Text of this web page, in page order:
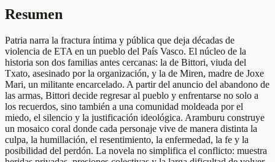
Resumen
Patria narra la fractura íntima y pública que deja décadas de
violencia de ETA en un pueblo del País Vasco. El núcleo de la
historia son dos familias antes cercanas: la de Bittori, viuda del
Txato, asesinado por la organización, y la de Miren, madre de Joxe
Mari, un militante encarcelado. A partir del anuncio del abandono de
las armas, Bittori decide regresar al pueblo y enfrentarse no solo a
los recuerdos, sino también a una comunidad moldeada por el
miedo, el silencio y la justificación ideológica. Aramburu construye
un mosaico coral donde cada personaje vive de manera distinta la
culpa, la humillación, el resentimiento, la enfermedad, la fe y la
posibilidad del perdón. La novela no simplifica el conflicto: muestra